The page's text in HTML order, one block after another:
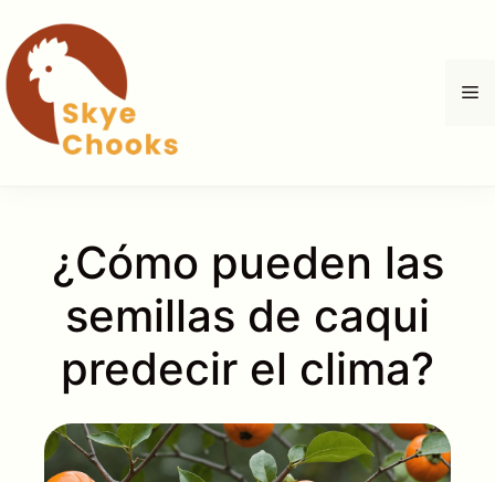
contenido
¿Cómo pueden las
semillas de caqui
predecir el clima?